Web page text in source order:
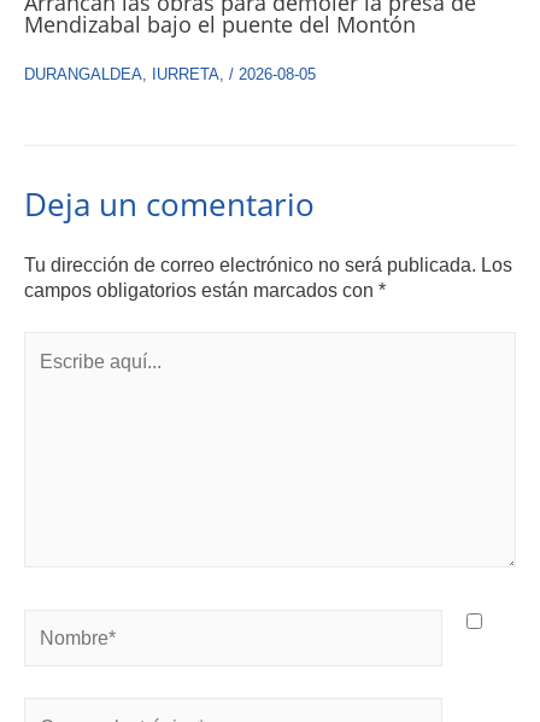
Mendizabal bajo el puente del Montón
DURANGALDEA, IURRETA, / 2026-08-05
Deja un comentario
Tu dirección de correo electrónico no será publicada. Los
campos obligatorios están marcados con *